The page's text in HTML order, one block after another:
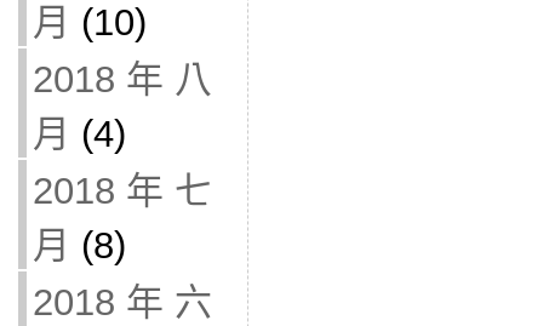
月 (10)
2018 年 八
月 (4)
2018 年 七
月 (8)
2018 年 六